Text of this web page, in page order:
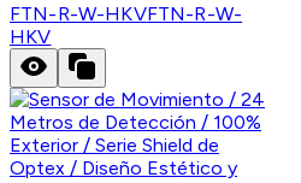
FTN-R-W-HKVFTN-R-W-
HKV